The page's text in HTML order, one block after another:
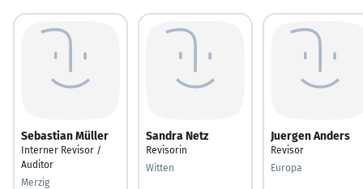
Sebastian Müller
Interner Revisor /
Auditor
Merzig
Sandra Netz
Revisorin
Witten
Juergen Anders
Revisor
Europa